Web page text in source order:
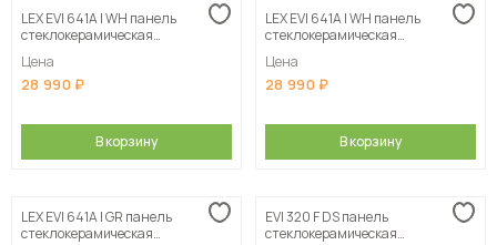
LEX EVI 641A I WH панель
стеклокерамическая
Цена
28 990
В корзину
LEX EVI 641A I WH панель
стеклокерамическая
Цена
28 990
В корзину
LEX EVI 641A I GR панель
стеклокерамическая
EVI 320 F DS панель
стеклокерамическая